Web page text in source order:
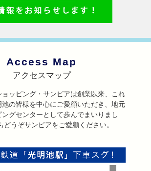
Access Map
アクセスマップ
ョッピング・サンピアは創業以来、これ
池の皆様を中心にご愛顧いただき、地元
グセンターとして歩んでまいりまし
どうぞサンピアをご愛顧ください。